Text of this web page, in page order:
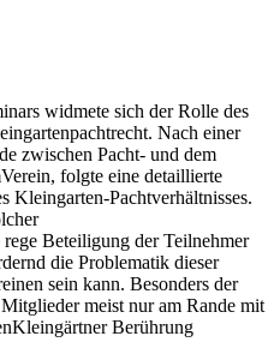
widmete sich der Rolle des
Nach einer
zwischen Pacht- und dem
folgte eine detaillierte
Kleingarten-Pachtverhältnisses.
Beteiligung der Teilnehmer
die Problematik dieser
sein kann. Besonders der
meist nur am Rande mit
Berührung